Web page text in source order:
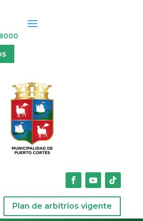
Plan de arbitrios vigente